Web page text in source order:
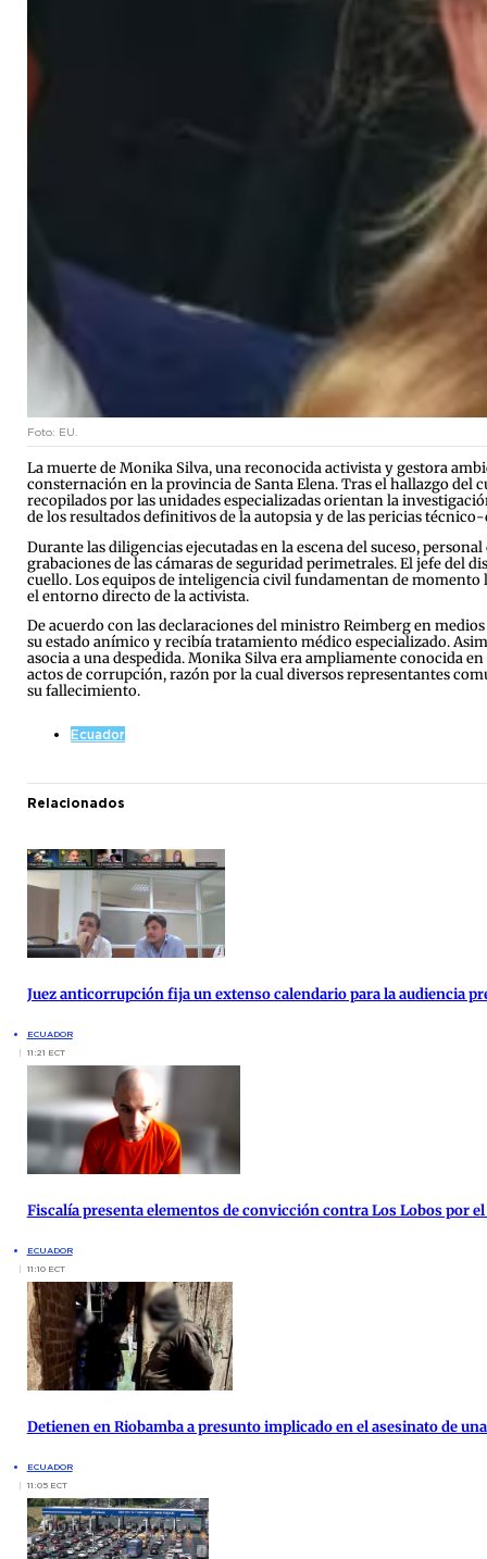
Foto: EU.
La muerte de Monika Silva, una reconocida activista y gestora
consternación en la provincia de Santa Elena. Tras el hallazgo
recopilados por las unidades especializadas orientan la
de los resultados definitivos de la autopsia y de las pericias
Durante las diligencias ejecutadas en la escena del suceso,
grabaciones de las cámaras de seguridad perimetrales. El jefe del
cuello. Los equipos de inteligencia civil fundamentan de momento
el entorno directo de la activista.
De acuerdo con las declaraciones del ministro Reimberg en
su estado anímico y recibía tratamiento médico especializado.
asocia a una despedida. Monika Silva era ampliamente conocida
actos de corrupción, razón por la cual diversos representantes
su fallecimiento.
Ecuador
Relacionados
Juez anticorrupción fija un extenso calendario para la audiencia
ECUADOR
11:21 ECT
Fiscalía presenta elementos de convicción contra Los Lobos por
ECUADOR
11:10 ECT
Detienen en Riobamba a presunto implicado en el asesinato de
ECUADOR
11:05 ECT